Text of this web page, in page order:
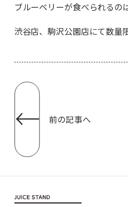
ブルーベリーが食べられるの
渋谷店、駒沢公園店にて数量
前の記事へ